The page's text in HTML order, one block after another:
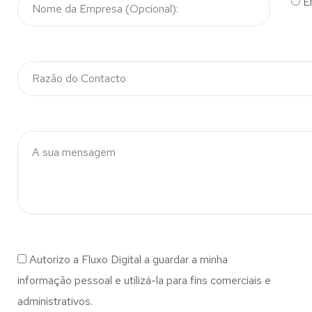
Autorizo a Fluxo Digital a guardar a minha
informação pessoal e utilizá-la para fins comerciais e
administrativos.